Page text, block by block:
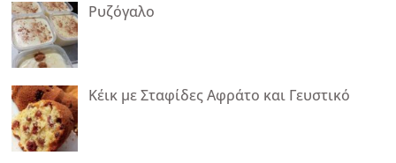
Ρυζόγαλο
Κέικ με Σταφίδες Αφράτο και Γευστικό